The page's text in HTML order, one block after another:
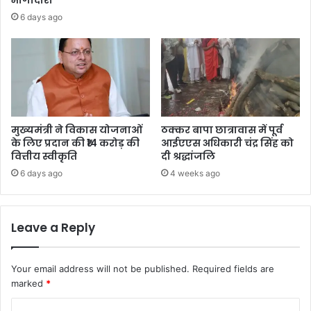
6 days ago
मुख्यमंत्री ने विकास योजनाओं
के लिए प्रदान की ₹14 करोड़ की
वित्तीय स्वीकृति
6 days ago
ठक्कर बापा छात्रावास में पूर्व
आईएएस अधिकारी चंद्र सिंह को
दी श्रद्धांजलि
4 weeks ago
Leave a Reply
Your email address will not be published. Required fields are
marked *